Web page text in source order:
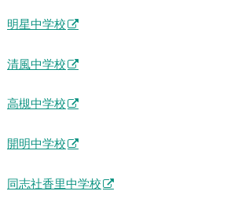
明星中学校
清風中学校
高槻中学校
開明中学校
同志社香里中学校